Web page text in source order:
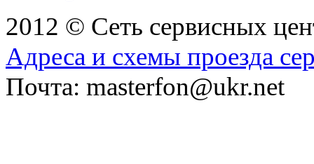
2012 © Сеть сервисных
Адреса и схемы проезда
Почта: masterfon@ukr.net